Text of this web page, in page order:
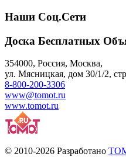
Наши Соц.Сети
Доска Бесплатных
354000, Россия, Москва,
ул. Мясницкая, дом 30/1/2,
8-800-200-3306
www@tomot.ru
www.tomot.ru
© 2010-2026 Разработано